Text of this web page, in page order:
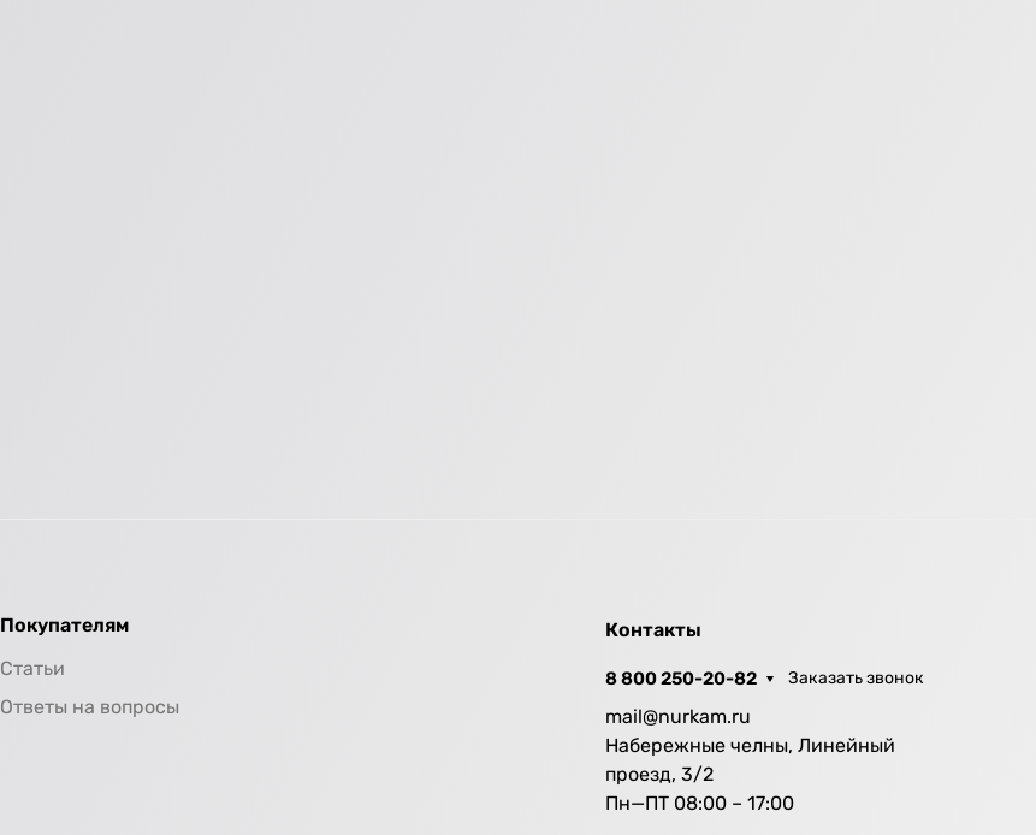
Покупателям
Статьи
Ответы на вопросы
Контакты
8 800 250-20-82 Заказать звонок
mail@nurkam.ru
Набережные челны, Линейный
проезд, 3/2
Пн—ПТ 08:00 – 17:00